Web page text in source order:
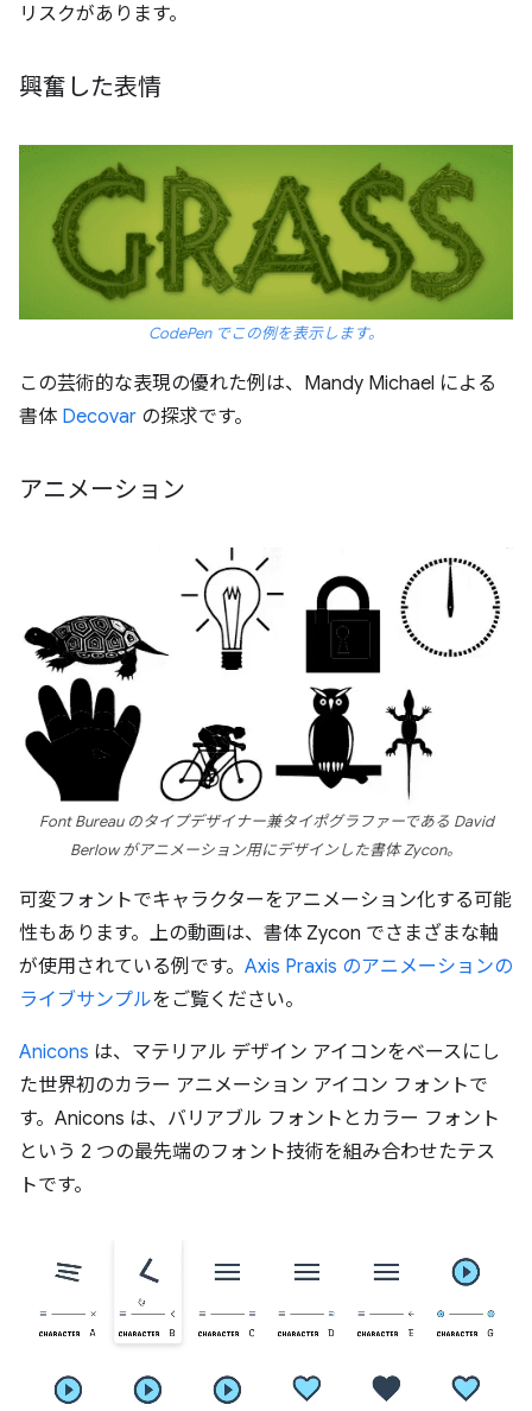
リスクがあります。
興奮した表情
CodePen でこの例を表示します。
この芸術的な表現の優れた例は、Mandy Michael による
書体 Decovar の探求です。
アニメーション
Font Bureau のタイプデザイナー兼タイポグラファーである David
Berlow がアニメーション用にデザインした書体 Zycon。
可変フォントでキャラクターをアニメーション化する可能
性もあります。上の動画は、書体 Zycon でさまざまな軸
が使用されている例です。 Axis Praxis のアニメーションの
ライブサンプルをご覧ください。
Anicons は、マテリアル デザイン アイコンをベースにし
た世界初のカラー アニメーション アイコン フォントで
す。Anicons は、バリアブル フォントとカラー フォント
という 2 つの最先端のフォント技術を組み合わせたテス
トです。